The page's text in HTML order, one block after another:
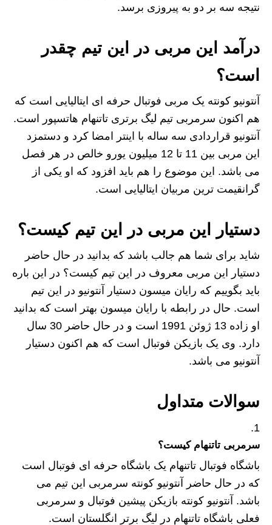
نتیجه سه بر دو به پیروزی برسد.
درآمد این مربی در این تیم چقدر
است؟
آنتونیو کونته یک مربی فوتبال حرفه ای ایتالیایی است که
هم اکنون سرمربی تیم لیگ برتری تاتنهام هاتسپور است.
آنتونیو قراردادی سه ساله با اینتر امضا کرد و دستمزد
این مربی بین 11 تا 12 میلیون یورو خالص در هر فصل
می باشد. این موضوع را هم باید افزود که او یکی از
گرانقیمت ترین مربیان ایتالیایی است.
دستیار این مربی در این تیم کیست؟
شاید برای شما هم جالب باشد که بدانید در حال حاضر
دستیار این مربی معروف در این تیم کیست؟ در این باره
باید بگوییم که رایان میسون دستیار آنتونیو در این تیم
است. حال در رابطه با رایان میسون بهتر است که بدانید
او زاده 13 ژوئن 1991 است و در حال حاضر 30 سال
دارد. وی یک بازیکن فوتبال است که هم اکنون دستیار
آنتونیو می باشد.
سوالات متداول
سرمربی تاتنهام کیست؟
باشگاه فوتبال تاتنهام یک باشگاه حرفه‌ ای فوتبال است
که در حال حاضر آنتونیو کونته سرمربی این تیم می
باشد. آنتونیو کونته بازیکن پیشین فوتبال و سرمربی
فعلی باشگاه تاتنهام در لیگ برتر انگلستان است.